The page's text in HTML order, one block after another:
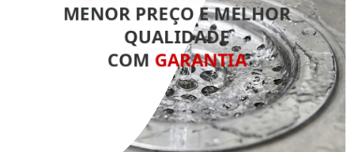
MENOR PREÇO E MELHOR
QUALIDADE
COM GARANTIA